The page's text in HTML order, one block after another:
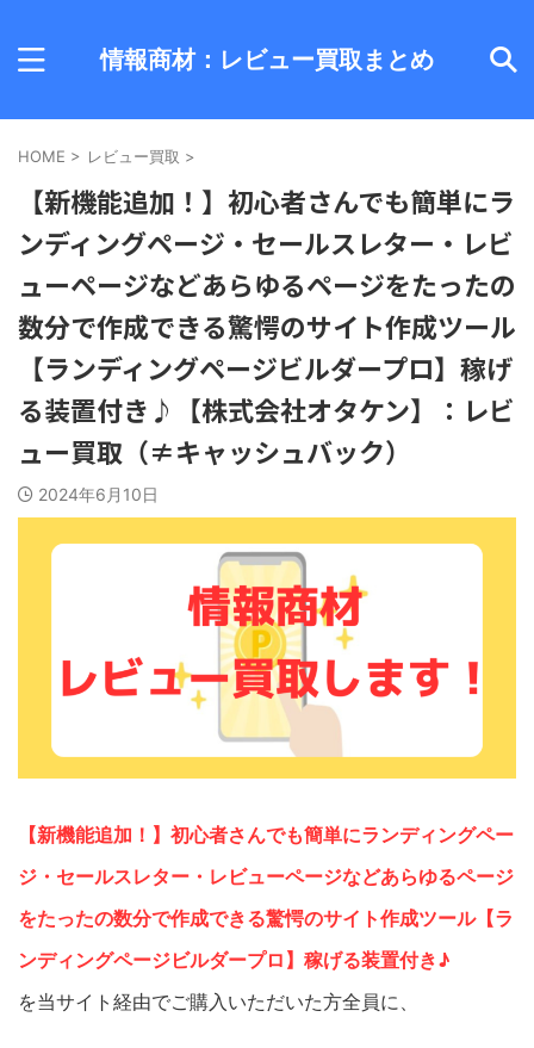
情報商材：レビュー買取まとめ
HOME > レビュー買取 >
【新機能追加！】初心者さんでも簡単にラ
ンディングページ・セールスレター・レビ
ューページなどあらゆるページをたったの
数分で作成できる驚愕のサイト作成ツール
【ランディングページビルダープロ】稼げ
る装置付き♪【株式会社オタケン】：レビ
ュー買取（≠キャッシュバック）
2024年6月10日
【新機能追加！】初心者さんでも簡単にランディングペー
ジ・セールスレター・レビューページなどあらゆるページ
をたったの数分で作成できる驚愕のサイト作成ツール【ラ
ンディングページビルダープロ】稼げる装置付き♪
を当サイト経由でご購入いただいた方全員に、